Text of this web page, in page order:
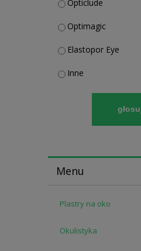
Opticlude
Optimagic
Elastopor Eye
Inne
Menu
Plastry na oko
Okulistyka